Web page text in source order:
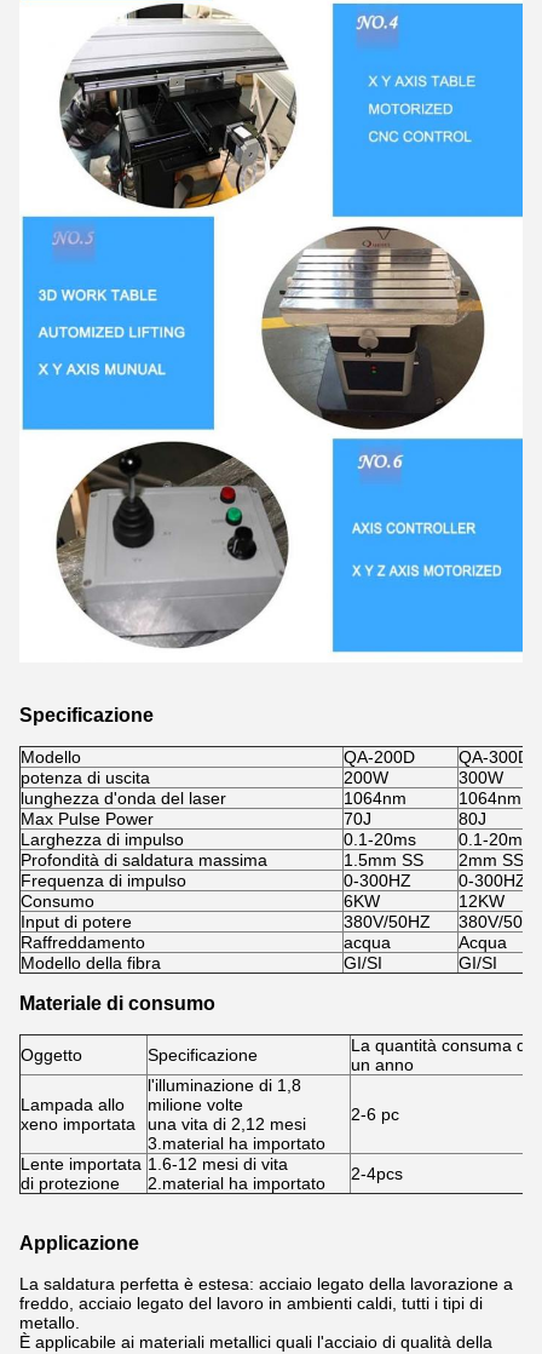
Specificazione
Modello QA-200D
QA-300D
potenza di uscita
200W
300W
lunghezza d'onda del laser
1064nm
1064nm
Max Pulse Power
70J
80J
Larghezza di impulso
0.1-20ms
0.1-20ms
Profondità di saldatura massima
1.5mm SS
2mm SS
Frequenza di impulso
0-300HZ
0-300HZ
Consumo
6KW
12KW
Input di potere
380V/50HZ
380V/
Raffreddamento
acqua
Acqua
Modello della fibra
GI/SI GI/SI
Materiale di consumo
Oggetto Specificazione
La quantità consuma di
un anno
Lampada allo
xeno importata
l'illuminazione di 1,8
milione volte
una vita di 2,12 mesi
3.material ha importato
2-6 pc
Lente importata
di protezione
1.6-12 mesi di vita
2.material ha importato
2-4pcs
Applicazione
La saldatura perfetta è estesa: acciaio legato della lavorazione a
freddo, acciaio legato del lavoro in ambienti caldi, tutti i tipi di
metallo.
È applicabile ai materiali metallici quali l'acciaio di qualità della